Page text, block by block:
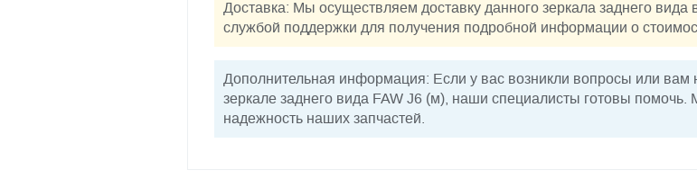
Доставка: Мы осуществляем доставку данного зеркала заднего
службой поддержки для получения подробной информации о
Дополнительная информация: Если у вас возникли вопросы или
зеркале заднего вида FAW J6 (м), наши специалисты готовы помочь.
надежность наших запчастей.